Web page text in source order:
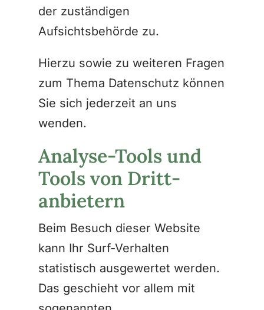
der zuständigen
Aufsichtsbehörde zu.
Hierzu sowie zu weiteren Fragen
zum Thema Datenschutz können
Sie sich jederzeit an uns
wenden.
Analyse-Tools und
Tools von Dritt­
anbietern
Beim Besuch dieser Website
kann Ihr Surf-Verhalten
statistisch ausgewertet werden.
Das geschieht vor allem mit